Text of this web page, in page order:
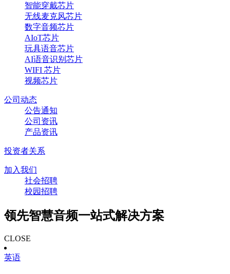
智能穿戴芯片
无线麦克风芯片
数字音频芯片
AIoT芯片
玩具语音芯片
AI语音识别芯片
WIFI 芯片
视频芯片
公司动态
公告通知
公司资讯
产品资讯
投资者关系
加入我们
社会招聘
校园招聘
领先智慧音频一站式解决方案
CLOSE
英语